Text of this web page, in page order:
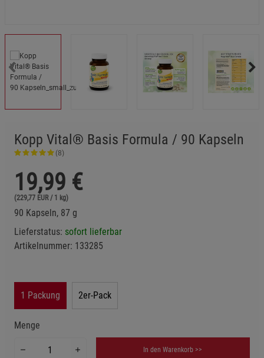
Kopp Vital® Basis Formula / 90 Kapseln
(8)
19,99 €
(229,77 EUR / 1 kg)
90 Kapseln, 87 g
Lieferstatus: sofort lieferbar
Artikelnummer: 133285
1 Packung 2er-Pack
Menge
In den Warenkorb >>